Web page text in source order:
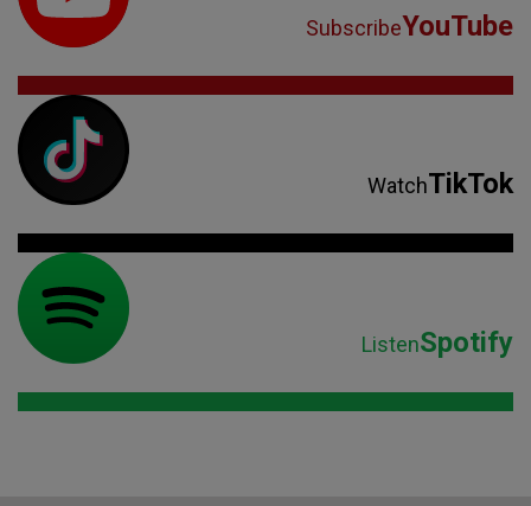
SubscribeYouTube
WatchTikTok
ListenSpotify